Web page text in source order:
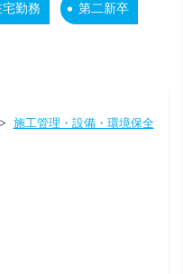
勤務 第二新卒
施工管理・設備・環境保全